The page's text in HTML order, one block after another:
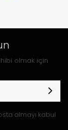
olmak için
almayı kabul